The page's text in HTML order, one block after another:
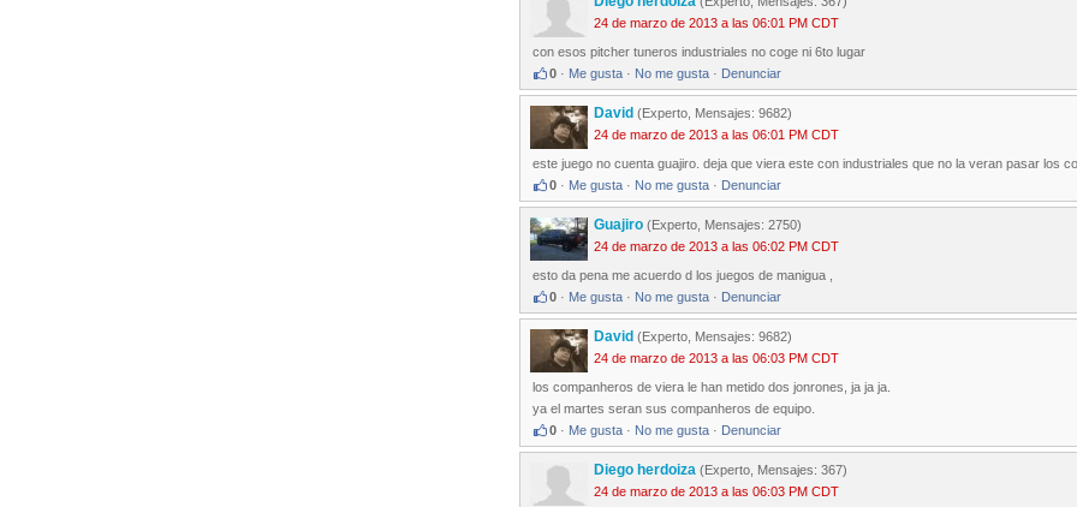
24 de marzo de 2013 a las 06:01 PM CDT
con esos pitcher tuneros industriales no coge ni 6to lugar
0 · Me gusta · No me gusta · Denunciar
David (Experto, Mensajes: 9682)
24 de marzo de 2013 a las 06:01 PM CDT
este juego no cuenta guajiro. deja que viera este con industriales que no la veran pasar los
0 · Me gusta · No me gusta · Denunciar
Guajiro (Experto, Mensajes: 2750)
24 de marzo de 2013 a las 06:02 PM CDT
esto da pena me acuerdo d los juegos de manigua ,
0 · Me gusta · No me gusta · Denunciar
David (Experto, Mensajes: 9682)
24 de marzo de 2013 a las 06:03 PM CDT
los companheros de viera le han metido dos jonrones, ja ja ja.
ya el martes seran sus companheros de equipo.
0 · Me gusta · No me gusta · Denunciar
Diego herdoiza (Experto, Mensajes: 367)
24 de marzo de 2013 a las 06:03 PM CDT